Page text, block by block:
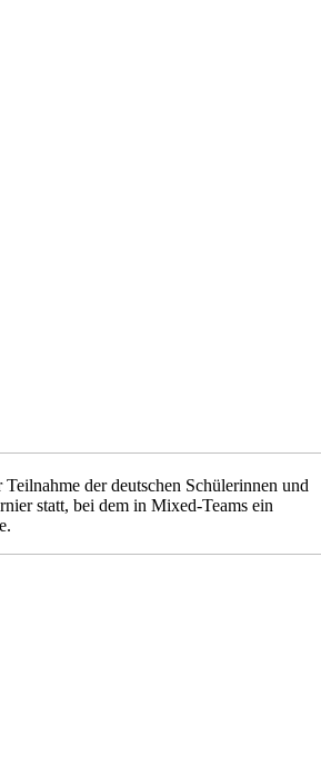
der deutschen Schülerinnen und
statt, bei dem in Mixed-Teams ein